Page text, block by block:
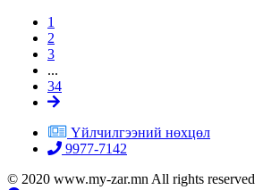
1
2
3
...
34
Үйлчилгээний нөхцөл
9977-7142
© 2020 www.my-zar.mn All rights reserved